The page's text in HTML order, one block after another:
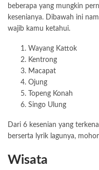
beberapa yang mungkin
kesenianya. Dibawah ini
wajib kamu ketahui.
Wayang Kattok
Kentrong
Macapat
Ojung
Topeng Konah
Singo Ulung
Dari 6 kesenian yang
berserta lyrik lagunya,
Wisata